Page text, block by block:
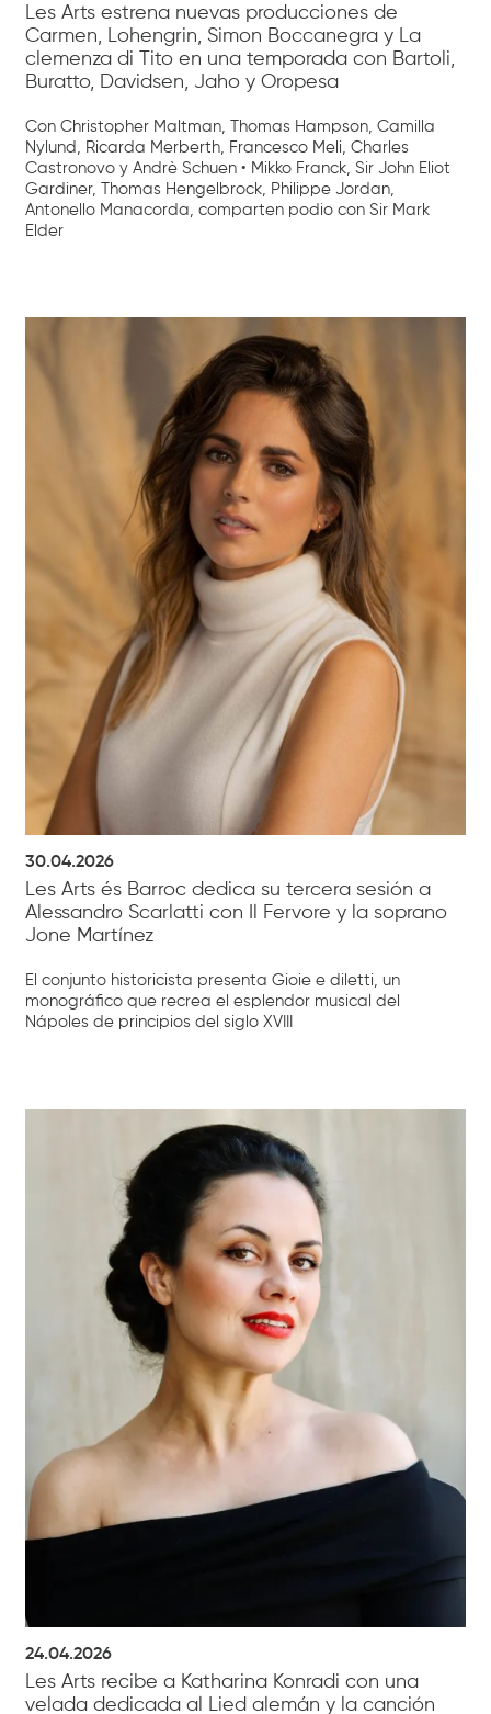
Les Arts estrena nuevas producciones de
Carmen, Lohengrin, Simon Boccanegra y La
clemenza di Tito en una temporada con Bartoli,
Buratto, Davidsen, Jaho y Oropesa
Con Christopher Maltman, Thomas Hampson, Camilla
Nylund, Ricarda Merberth, Francesco Meli, Charles
Castronovo y Andrè Schuen • Mikko Franck, Sir John Eliot
Gardiner, Thomas Hengelbrock, Philippe Jordan,
Antonello Manacorda, comparten podio con Sir Mark
Elder
30.04.2026
Les Arts és Barroc dedica su tercera sesión a
Alessandro Scarlatti con Il Fervore y la soprano
Jone Martínez
El conjunto historicista presenta Gioie e diletti, un
monográfico que recrea el esplendor musical del
Nápoles de principios del siglo XVIII
24.04.2026
Les Arts recibe a Katharina Konradi con una
velada dedicada al Lied alemán y la canción